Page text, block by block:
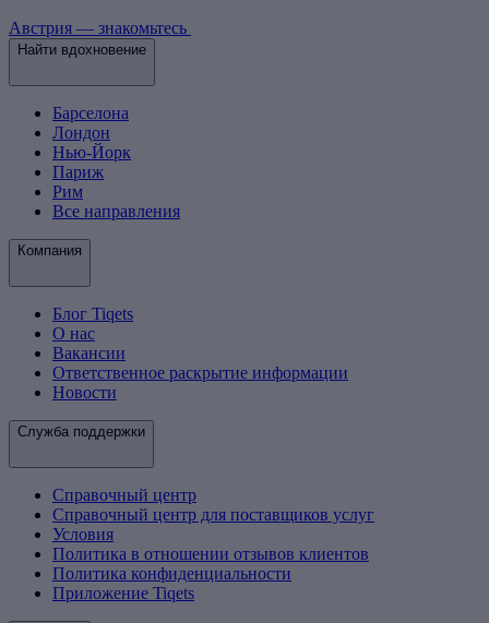
Австрия — знакомьтесь
Найти вдохновение
Барселона
Лондон
Нью-Йорк
Париж
Рим
Все направления
Компания
Блог Tiqets
О нас
Вакансии
Ответственное раскрытие информации
Новости
Служба поддержки
Справочный центр
Справочный центр для поставщиков услуг
Условия
Политика в отношении отзывов клиентов
Политика конфиденциальности
Приложение Tiqets